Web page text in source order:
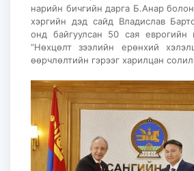
нарийн бичгийн дарга Б.Анар
хэргийн дэд сайд Владислав
онд байгуулсан 50 сая еврогийн
“Нөхцөлт зээлийн ерөнхий
өөрчлөлтийн гэрээг харилцан